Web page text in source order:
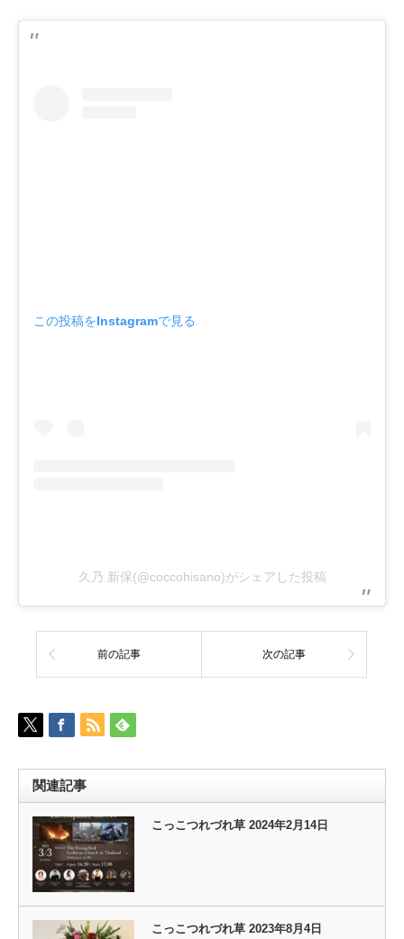
この投稿をInstagramで見る
久乃 新保(@coccohisano)がシェアした投稿
前の記事 次の記事
関連記事
こっこつれづれ草 2024年2月14日
こっこつれづれ草 2023年8月4日